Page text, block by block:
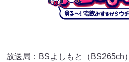
放送局：BSよしもと（BS265ch）